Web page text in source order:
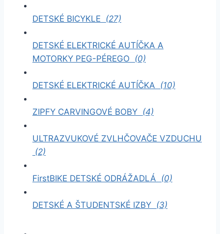
DETSKÉ BICYKLE (27)
DETSKÉ ELEKTRICKÉ AUTÍČKA A
MOTORKY PEG-PÉREGO (0)
DETSKÉ ELEKTRICKÉ AUTÍČKA (10)
ZIPFY CARVINGOVÉ BOBY (4)
ULTRAZVUKOVÉ ZVLHČOVAČE VZDUCHU
(2)
FirstBIKE DETSKÉ ODRÁŽADLÁ (0)
DETSKÉ A ŠTUDENTSKÉ IZBY (3)